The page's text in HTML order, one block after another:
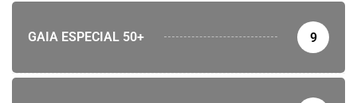
GAIA ESPECIAL 50+ 9